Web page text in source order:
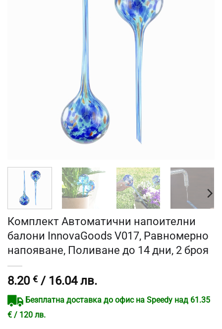
Комплект Автоматични напоителни
балони InnovaGoods V017, Равномерно
напояване, Поливане до 14 дни, 2 броя
8.20 € / 16.04 лв.
Безплатна доставка до офис на Speedy над 61.35
€ / 120 лв.